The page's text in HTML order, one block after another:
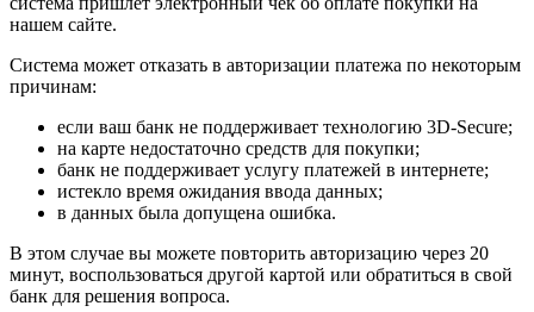
нашем сайте.
Система может отказать в авторизации платежа по некоторым
причинам:
если ваш банк не поддерживает технологию 3D-Secure;
на карте недостаточно средств для покупки;
банк не поддерживает услугу платежей в интернете;
истекло время ожидания ввода данных;
в данных была допущена ошибка.
В этом случае вы можете повторить авторизацию через 20
минут, воспользоваться другой картой или обратиться в свой
банк для решения вопроса.